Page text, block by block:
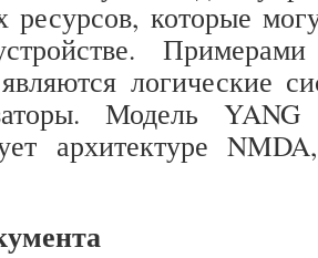
ресурсов, которые
логические
Модель
архитектуре